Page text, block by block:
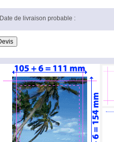
Date de livraison probable :